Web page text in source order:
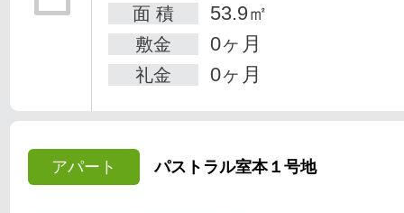
面 積 53.9㎡
敷金 0ヶ月
礼金 0ヶ月
アパート パストラル室本１号地